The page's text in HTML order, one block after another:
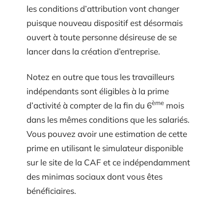
les conditions d’attribution vont changer
puisque nouveau dispositif est désormais
ouvert à toute personne désireuse de se
lancer dans la création d’entreprise.
Notez en outre que tous les travailleurs
indépendants sont éligibles à la prime
d’activité à compter de la fin du 6ème mois
dans les mêmes conditions que les salariés.
Vous pouvez avoir une estimation de cette
prime en utilisant le simulateur disponible
sur le site de la CAF et ce indépendamment
des minimas sociaux dont vous êtes
bénéficiaires.